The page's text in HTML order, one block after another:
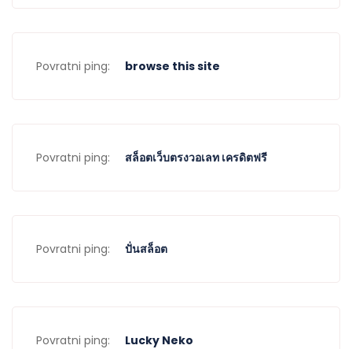
Povratni ping: browse this site
Povratni ping: สล็อตเว็บตรงวอเลท เครดิตฟรี
Povratni ping: ปั่นสล็อต
Povratni ping: Lucky Neko